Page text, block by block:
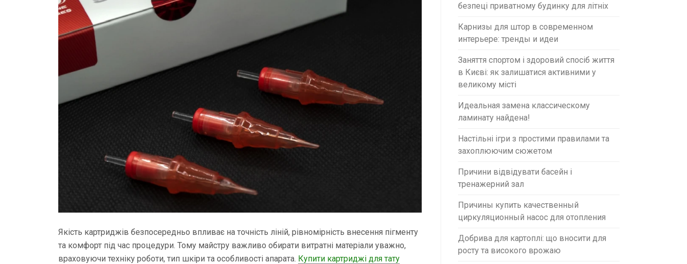
Якість картриджів безпосередньо впливає на точність ліній, рівномірність внесення пігменту
та комфорт під час процедури. Тому майстру важливо обирати витратні матеріали уважно,
враховуючи техніку роботи, тип шкіри та особливості апарата. Купити картриджі для тату
безпеці приватному будинку для літніх
Карнизы для штор в современном
интерьере: тренды и идеи
Заняття спортом і здоровий спосіб життя
в Києві: як залишатися активними у
великому місті
Идеальная замена классическому
ламинату найдена!
Настільні ігри з простими правилами та
захоплюючим сюжетом
Причини відвідувати басейн і
тренажерний зал
Причины купить качественный
циркуляционный насос для отопления
Добрива для картоплі: що вносити для
росту та високого врожаю